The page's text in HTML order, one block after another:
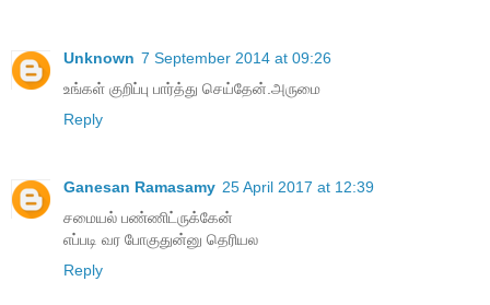
Unknown 7 September 2014 at 09:26
உங்கள் குறிப்பு பார்த்து செய்தேன்.அருமை
Reply
Ganesan Ramasamy 25 April 2017 at 12:39
சமையல் பண்ணிட்ருக்கேன்
எப்படி வர போகுதுன்னு தெரியல
Reply